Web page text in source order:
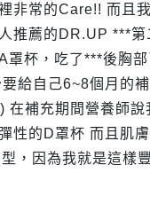
非常的Care!! 而且
推薦的DR.UP ***
罩杯，吃了***後胸
給自己6~8個月的
在補充期間營養師
性的D罩杯 而且肌
，因為我就是這